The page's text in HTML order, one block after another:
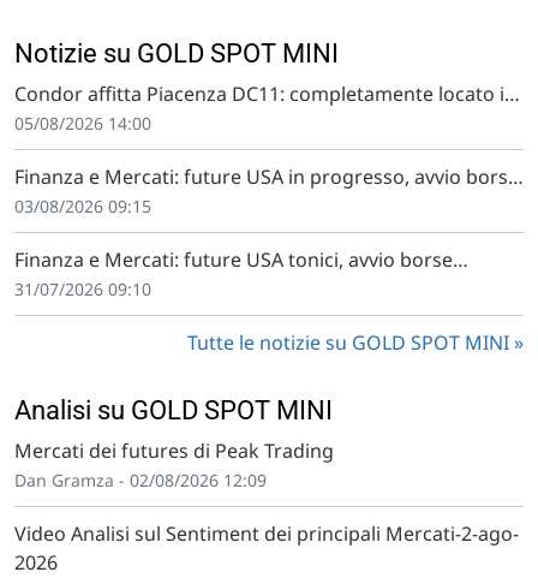
Notizie su GOLD SPOT MINI
Condor affitta Piacenza DC11: completamente locato il
Prologis Park Piacenza Le Mose
05/08/2026 14:00
Finanza e Mercati: future USA in progresso, avvio borse
europee positivo
03/08/2026 09:15
Finanza e Mercati: future USA tonici, avvio borse
europee positivo
31/07/2026 09:10
Tutte le notizie su GOLD SPOT MINI
Analisi su GOLD SPOT MINI
Mercati dei futures di Peak Trading
Dan Gramza - 02/08/2026 12:09
Video Analisi sul Sentiment dei principali Mercati-2-ago-
2026